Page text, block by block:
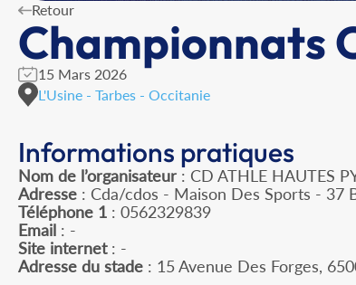
Retour
Championnats
15 Mars 2026
L'Usine - Tarbes - Occitanie
Informations pratiques
Nom de l’organisateur : CD ATHLE HAUTES
Adresse : Cda/cdos - Maison Des Sports - 37
Téléphone 1 : 0562329839
Email : -
Site internet: -
Adresse du stade : 15 Avenue Des Forges,